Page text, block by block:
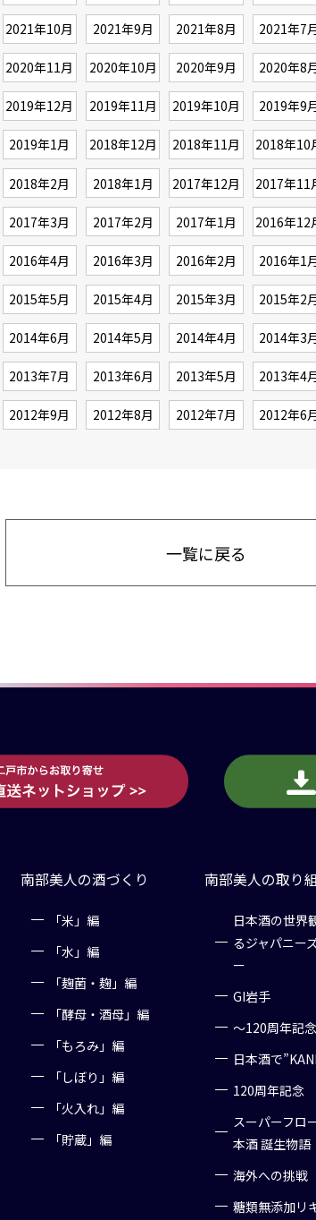
2021年10月 2021年9月 2021年8月 2021年7
2020年11月 2020年10月 2020年9月 2020年8
2019年12月 2019年11月 2019年10月 2019年9
2019年1月 2018年12月 2018年11月 2018年10
2018年2月 2018年1月 2017年12月 2017年11
2017年3月 2017年2月 2017年1月 2016年12
2016年4月 2016年3月 2016年2月 2016年1
2015年5月 2015年4月 2015年3月 2015年2
2014年6月 2014年5月 2014年4月 2014年3
2013年7月 2013年6月 2013年5月 2013年4
2012年9月 2012年8月 2012年7月 2012年6
一覧に戻る
南部美人の酒づくり
「米」編
「水」編
「麹菌・麹」編
「酵母・酒母」編
「もろみ」編
「しぼり」編
「火入れ」編
「貯蔵」編
南部美人の取り
日本酒の世界
るジャパニー
ー
GI岩手
～120周年記
日本酒で
120周年記念
スーパーフロ
本酒 誕生物語
海外への挑戦
糖類無添加リ